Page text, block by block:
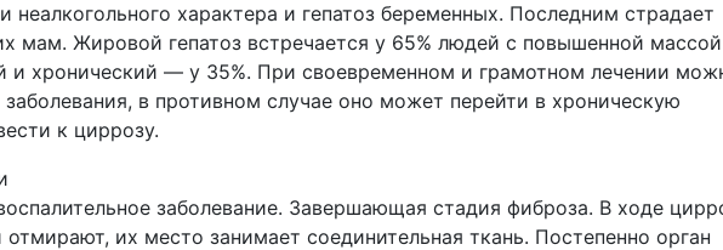
неалкогольного характера и гепатоз беременных. Последним страдает
мам. Жировой гепатоз встречается у 65% людей с повышенной массой
и хронический — у 35%. При своевременном и грамотном лечении
заболевания, в противном случае оно может перейти в хроническую
к циррозу.
заболевание. Завершающая стадия фиброза. В ходе
отмирают, их место занимает соединительная ткань. Постепенно орган